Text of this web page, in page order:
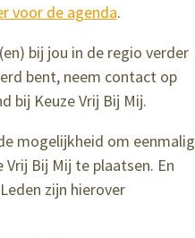
voor de agenda.
bij jou in de regio verder
bent, neem contact op
bij Keuze Vrij Bij Mij.
mogelijkheid om eenmalig
Bij Mij te plaatsen. En
zijn hierover